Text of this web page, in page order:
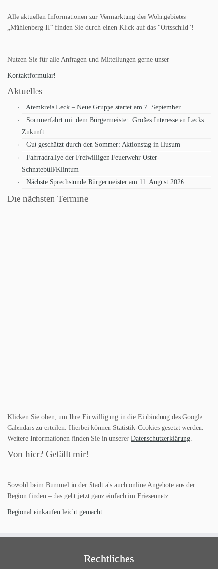
Alle aktuellen Informationen zur Vermarktung des Wohngebietes
„Mühlenberg II“ finden Sie durch einen Klick auf das "Ortsschild"!
Nutzen Sie für alle Anfragen und Mitteilungen gerne unser
Kontaktformular!
Aktuelles
Atemkreis Leck – Neue Gruppe startet am 7. September
Sommerfahrt mit dem Bürgermeister: Großes Interesse an Lecks
Zukunft
Gut geschützt durch den Sommer: Aktionstag in Husum
Fahrradrallye der Freiwilligen Feuerwehr Oster-
Schnatebüll/Klintum
Nächste Sprechstunde Bürgermeister am 11. August 2026
Die nächsten Termine
Klicken Sie oben, um Ihre Einwilligung in die Einbindung des Google
Calendars zu erteilen. Hierbei können Statistik-Cookies gesetzt werden.
Weitere Informationen finden Sie in unserer Datenschutzerklärung.
Von hier? Gefällt mir!
Sowohl beim Bummel in der Stadt als auch online Angebote aus der
Region finden – das geht jetzt ganz einfach im Friesennetz.
Regional einkaufen leicht gemacht
Rechtliches